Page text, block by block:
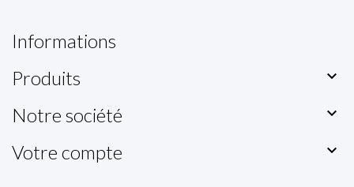
Informations
Produits

Notre société 
Votre compte 